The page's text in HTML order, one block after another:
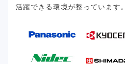
活躍できる環境が整っています。